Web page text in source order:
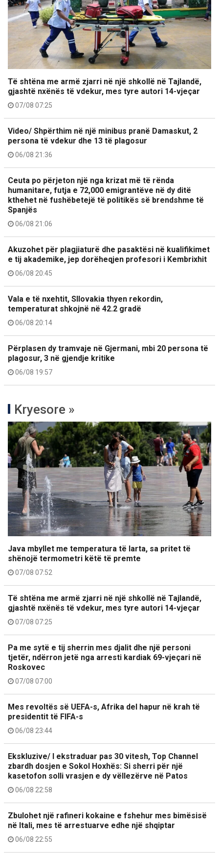
Të shtëna me armë zjarri në një shkollë në Tajlandë,
gjashtë nxënës të vdekur, mes tyre autori 14-vjeçar
07/08 07:25
Video/ Shpërthim në një minibus pranë Damaskut, 2
persona të vdekur dhe 13 të plagosur
06/08 21:36
Ceuta po përjeton një nga krizat më të rënda
humanitare, futja e 72,000 emigrantëve në dy ditë
kthehet në fushëbetejë të politikës së brendshme të
Spanjës
06/08 21:06
Akuzohet për plagjiaturë dhe pasaktësi në kualifikimet
e tij akademike, jep dorëheqjen profesori i Kembrixhit
06/08 20:45
Vala e të nxehtit, Sllovakia thyen rekordin,
temperaturat shkojnë në 42.2 gradë
06/08 20:14
Përplasen dy tramvaje në Gjermani, mbi 20 persona të
plagosur, 3 në gjendje kritike
06/08 19:57
Kryesore »
Java mbyllet me temperatura të larta, sa pritet të
shënojë termometri këtë të premte
07/08 07:52
Të shtëna me armë zjarri në një shkollë në Tajlandë,
gjashtë nxënës të vdekur, mes tyre autori 14-vjeçar
07/08 07:25
Pa me sytë e tij sherrin mes djalit dhe një personi
tjetër, ndërron jetë nga arresti kardiak 69-vjeçari në
Roskovec
07/08 07:00
Mes revoltës së UEFA-s, Afrika del hapur në krah të
presidentit të FIFA-s
06/08 23:44
Ekskluzive/ I ekstraduar pas 30 vitesh, Top Channel
zbardh dosjen e Sokol Hoxhës: Si sherri për një
kasetofon solli vrasjen e dy vëllezërve në Patos
06/08 22:58
Zbulohet një rafineri kokaine e fshehur mes bimësisë
në Itali, mes të arrestuarve edhe një shqiptar
06/08 22:55